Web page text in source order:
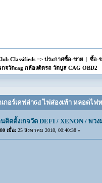
Classifieds => ประกาศซื้อ-ขาย| ซื้อ-
จวัดcag กล้องติดรถ วัดบูส CAG OBD2
กอร์เคฟล่า6d ไฟส่องเท้า หลอดไฟ
นติดตั้งเกจวัด DEFI / XENON / พว
เมื่อ:25 สิงหาคม 2018, 00:40:38 »